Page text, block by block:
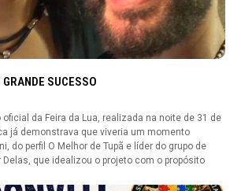
SUCESSO
da Feira da Lua, realizada na noite de 31 de
já demonstrava que viveria um momento
do perfil O Melhor de Tupã e líder do grupo de
Delas, que idealizou o projeto com o propósito